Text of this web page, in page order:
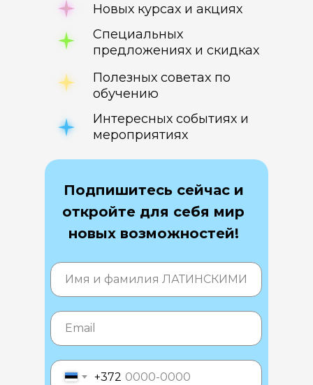
Интересных событиях и
мероприятиях
Подпишитесь сейчас и
откройте для себя мир
новых возможностей!
+372
Новых курсах и акциях
Специальных
предложениях и скидках
Полезных советах по
обучению